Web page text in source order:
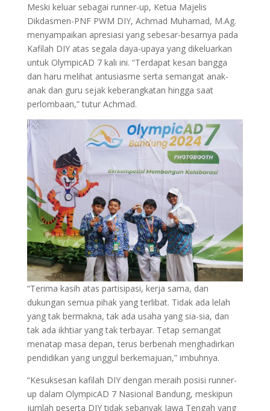
Meski keluar sebagai runner-up, Ketua Majelis
Dikdasmen-PNF PWM DIY, Achmad Muhamad, M.Ag.
menyampaikan apresiasi yang sebesar-besarnya pada
Kafilah DIY atas segala daya-upaya yang dikeluarkan
untuk OlympicAD 7 kali ini. “Terdapat kesan bangga
dan haru melihat antusiasme serta semangat anak-
anak dan guru sejak keberangkatan hingga saat
perlombaan,” tutur Achmad.
“Terima kasih atas partisipasi, kerja sama, dan
dukungan semua pihak yang terlibat. Tidak ada lelah
yang tak bermakna, tak ada usaha yang sia-sia, dan
tak ada ikhtiar yang tak terbayar. Tetap semangat
menatap masa depan, terus berbenah menghadirkan
pendidikan yang unggul berkemajuan,” imbuhnya.
“Kesuksesan kafilah DIY dengan meraih posisi runner-
up dalam OlympicAD 7 Nasional Bandung, meskipun
jumlah peserta DIY tidak sebanyak Jawa Tengah yang